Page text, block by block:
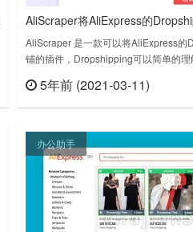
AliScraper将AliExpress的
插件
AliScraper 是一款可以将AliExpress
铺的插件，Dropshipping可以简单的理
候，零售商将客户订单发给第三方供应
给顾客。AliScrape……
5年前 (2021-03-11)
办公助手